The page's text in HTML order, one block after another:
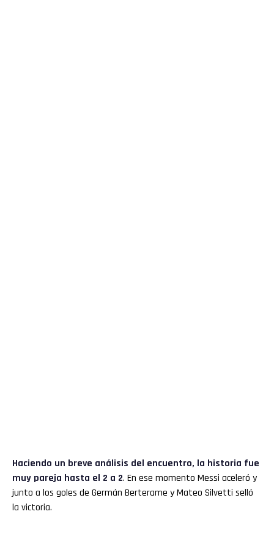
Haciendo un breve análisis del encuentro, la historia fue
muy pareja hasta el 2 a 2. En ese momento Messi aceleró y
junto a los goles de Germán Berterame y Mateo Silvetti selló
la victoria.